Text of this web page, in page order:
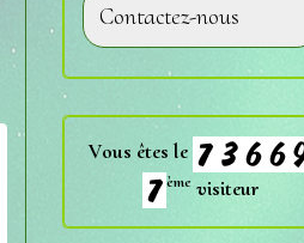
Contactez-nous
Vous êtes le
ème visiteur